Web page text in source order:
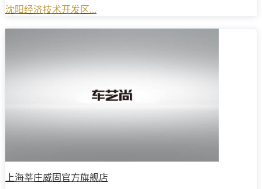
沈阳经济技术开发区...
上海莘庄威固官方旗舰店